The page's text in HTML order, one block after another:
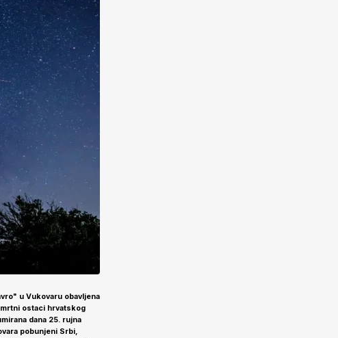
u Vukovaru obavljena
ostaci hrvatskog
dana 25. rujna
pobunjeni Srbi,